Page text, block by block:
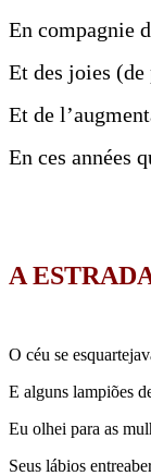
En compagnie
Et des joies (de
Et de
En ces années
A
O céu se
E alguns lampiões
Eu olhei para as
Seus lábios